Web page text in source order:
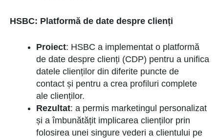
HSBC: Platformă de date despre clienți
Proiect: HSBC a implementat o platformă
de date despre clienți (CDP) pentru a unifica
datele clienților din diferite puncte de
contact și pentru a crea profiluri complete
ale clienților.
Rezultat: a permis marketingul personalizat
și a îmbunătățit implicarea clienților prin
folosirea unei singure vederi a clientului pe